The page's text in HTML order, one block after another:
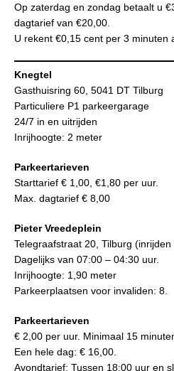
Op zaterdag en zondag betaalt u
dagtarief van €20,00.
U rekent €0,15 cent per 3 minuten
Knegtel
Gasthuisring 60, 5041 DT Tilburg
Particuliere P1 parkeergarage
24/7 in en uitrijden
Inrijhoogte: 2 meter
Parkeertarieven
Starttarief € 1,00, €1,80 per uur.
Max. dagtarief € 8,00
Pieter Vreedeplein
Telegraafstraat 20, Tilburg
Dagelijks van 07:00 – 04:30 uur.
Inrijhoogte: 1,90 meter
Parkeerplaatsen voor invaliden: 8.
Parkeertarieven
€ 2,00 per uur. Minimaal 15
Een hele dag: € 16,00.
Avondtarief: Tussen 18:00 uur en